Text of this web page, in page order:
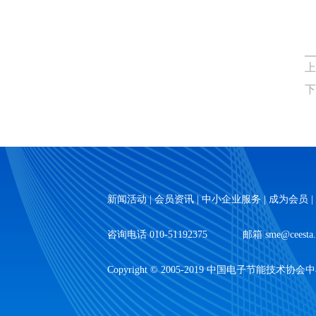
新闻活动|会员资讯 |中小企业服务 | 成为会员 |
咨询电话 010-51192375 邮箱
Copyright © 2005-2019 中国电子节能技术协会